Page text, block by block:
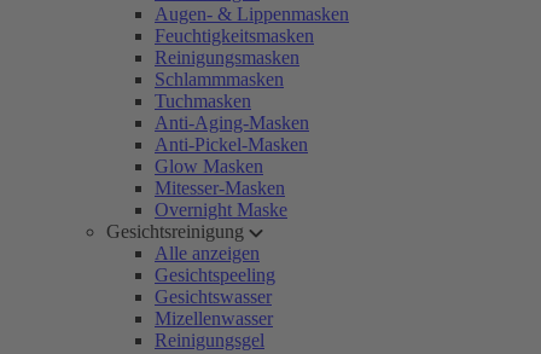
Augen- & Lippenmasken
Feuchtigkeitsmasken
Reinigungsmasken
Schlammmasken
Tuchmasken
Anti-Aging-Masken
Anti-Pickel-Masken
Glow Masken
Mitesser-Masken
Overnight Maske
Gesichtsreinigung
Alle anzeigen
Gesichtspeeling
Gesichtswasser
Mizellenwasser
Reinigungsgel